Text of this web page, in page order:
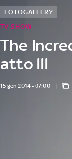
The
atto III
TV SHOW
FOTOGALLERY
15 gen 2014 - 07:00